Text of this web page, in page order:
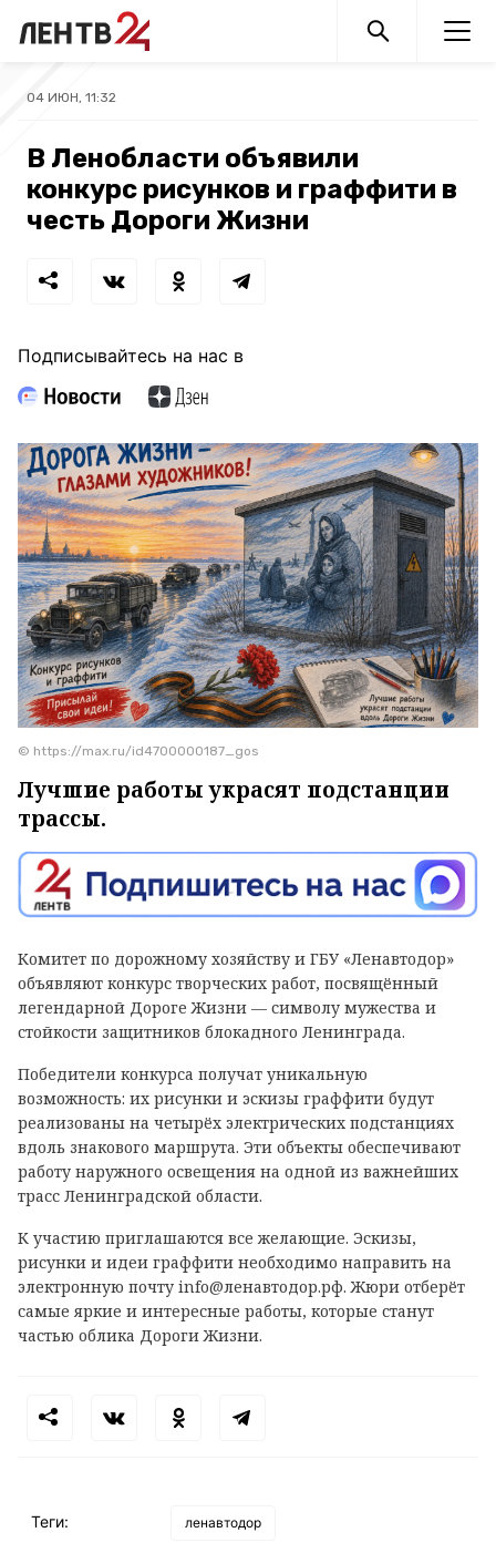
04 ИЮН, 11:32
В Ленобласти объявили
конкурс рисунков и граффити в
честь Дороги Жизни
Подписывайтесь на нас в
© https://max.ru/id4700000187_gos
Лучшие работы украсят подстанции
трассы.
Комитет по дорожному хозяйству и ГБУ «Ленавтодор»
объявляют конкурс творческих работ, посвящённый
легендарной Дороге Жизни — символу мужества и
стойкости защитников блокадного Ленинграда.
Победители конкурса получат уникальную
возможность: их рисунки и эскизы граффити будут
реализованы на четырёх электрических подстанциях
вдоль знакового маршрута. Эти объекты обеспечивают
работу наружного освещения на одной из важнейших
трасс Ленинградской области.
К участию приглашаются все желающие. Эскизы,
рисунки и идеи граффити необходимо направить на
электронную почту info@ленавтодор.рф. Жюри отберёт
самые яркие и интересные работы, которые станут
частью облика Дороги Жизни.
Теги: ленавтодор